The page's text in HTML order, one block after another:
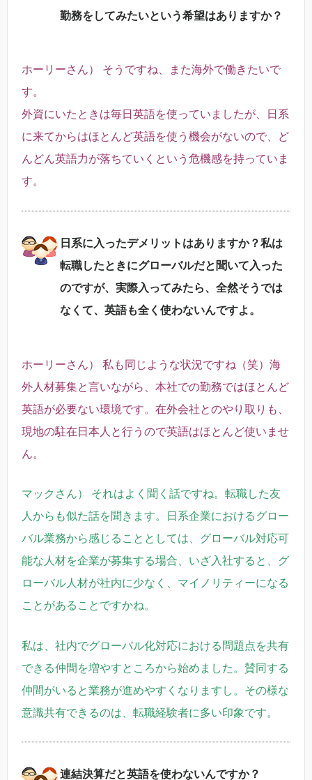
勤務をしてみたいという希望はありますか？
ホーリーさん） そうですね、また海外で働きたいで
す。
外資にいたときは毎日英語を使っていましたが、日系
に来てからはほとんど英語を使う機会がないので、ど
んどん英語力が落ちていくという危機感を持っていま
す。
日系に入ったデメリットはありますか？私は
転職したときにグローバルだと聞いて入った
のですが、実際入ってみたら、全然そうでは
なくて、英語も全く使わないんですよ。
ホーリーさん） 私も同じような状況ですね（笑）海
外人材募集と言いながら、本社での勤務ではほとんど
英語が必要ない環境です。 在外会社とのやり取りも、
現地の駐在日本人と行うので英語はほとんど使いませ
ん。
マックさん） それはよく聞く話ですね。転職した友
人からも似た話を聞きます。日系企業におけるグロー
バル業務から感じることとしては、グローバル対応可
能な人材を企業が募集する場合、いざ入社すると、グ
ローバル人材が社内に少なく、マイノリティーになる
ことがあることですかね。
私は、社内でグローバル化対応における問題点を共有
できる仲間を増やすところから始めました。賛同する
仲間がいると業務が進めやすくなりますし。その様な
意識共有できるのは、転職経験者に多い印象です。
連結決算だと英語を使わないんですか？